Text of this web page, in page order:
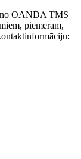
no OANDA TMS
piemēram,